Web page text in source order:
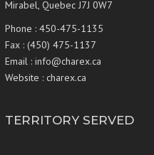
Mirabel, Quebec J7J 0W7
Phone : 450-475-1135
Fax : (450) 475-1137
Email : info@charex.ca
Website : charex.ca
TERRITORY SERVED